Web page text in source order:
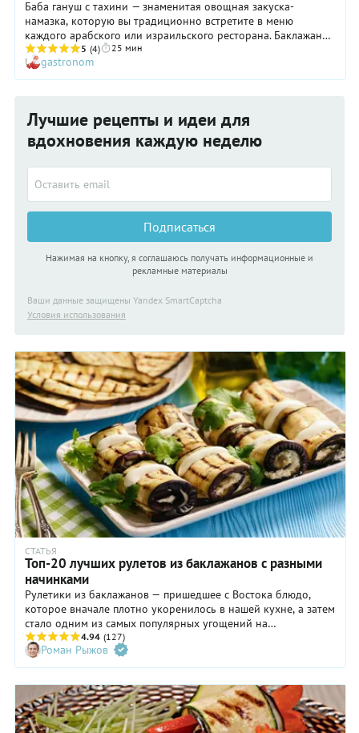
Баба гануш с тахини — знаменитая овощная закуска-
намазка, которую вы традиционно встретите в меню
каждого арабского или израильского ресторана. Баклажаны
прекрасны, как нам кажется, в любом виде. Даже в сыром
они просто невероятно красивы. А уж в запеченном,
жареном или тушеном — еда Богов! Существуют сотни
вкуснейшей овощной закуски — бабагануш — подробный
пошаговый рецепт уже ждет вас ниже.
5 (4) 25 мин
gastronom
Лучшие рецепты и идеи для
вдохновения каждую неделю
Подписаться
Нажимая на кнопку, я соглашаюсь получать информационные и
рекламные материалы
Ваши данные защищены Yandex SmartCaptcha
Условия использования
СТАТЬЯ
Топ-20 лучших рулетов из баклажанов с разными
начинками
Рулетики из баклажанов — пришедшее с Востока блюдо,
которое вначале плотно укоренилось в нашей кухне, а затем
стало одним из самых популярных угощений на
праздничных столах. Традиционно их готовят с орехами,
мясным фаршем, с маринованными овощами, творогом,
мягкими сырами и даже с «выжатым мацуном». Однако
варианты начинок на этом не заканчиваются! Помните, что
баклажаны также великолепно сочетаются с бобовыми,
рыбой, субпродуктами и с большим количеством пряных
трав и специй.
4.94 (127)
Роман Рыжов